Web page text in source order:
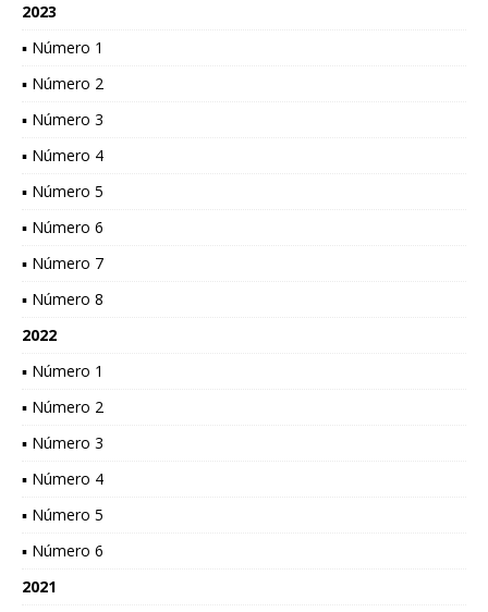
2023
▪ Número 1
▪ Número 2
▪ Número 3
▪ Número 4
▪ Número 5
▪ Número 6
▪ Número 7
▪ Número 8
2022
▪ Número 1
▪ Número 2
▪ Número 3
▪ Número 4
▪ Número 5
▪ Número 6
2021